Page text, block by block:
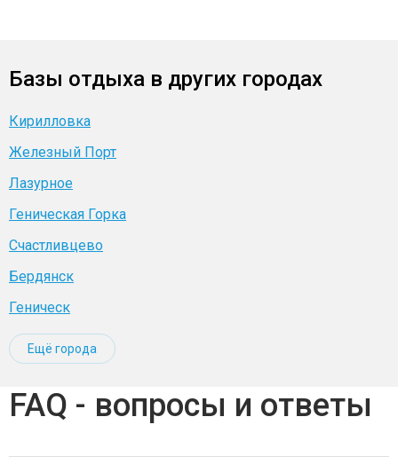
Базы отдыха в других городах
Кирилловка
Железный Порт
Лазурное
Геническая Горка
Счастливцево
Бердянск
Геническ
Ещё города
FAQ - вопросы и ответы